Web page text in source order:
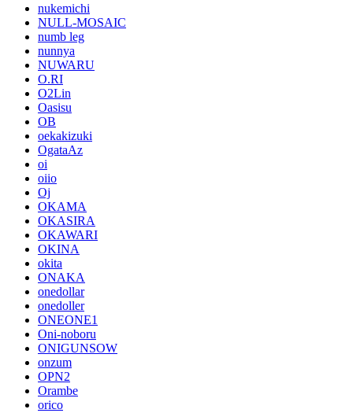
nukemichi
NULL-MOSAIC
numb leg
nunnya
NUWARU
O.RI
O2Lin
Oasisu
OB
oekakizuki
OgataAz
oi
oiio
Oj
OKAMA
OKASIRA
OKAWARI
OKINA
okita
ONAKA
onedollar
onedoller
ONEONE1
Oni-noboru
ONIGUNSOW
onzum
OPN2
Orambe
orico